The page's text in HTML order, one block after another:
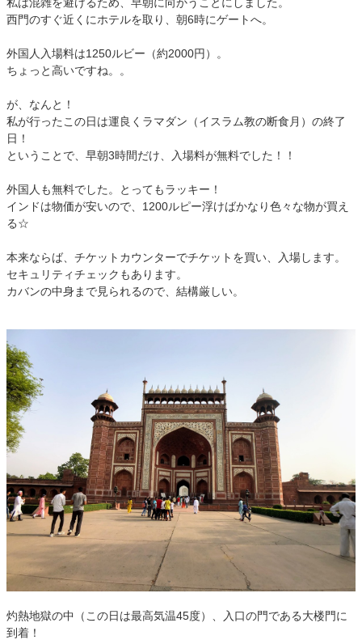
西門のすぐ近くにホテルを取り、朝6時にゲートへ。
外国人入場料は1250ルビー（約2000円）。
ちょっと高いですね。。
が、なんと！
私が行ったこの日は運良くラマダン（イスラム教の断食月）の終了
日！
ということで、早朝3時間だけ、入場料が無料でした！！
外国人も無料でした。とってもラッキー！
インドは物価が安いので、1200ルピー浮けばかなり色々な物が買え
る☆
本来ならば、チケットカウンターでチケットを買い、入場します。
セキュリティチェックもあります。
カバンの中身まで見られるので、結構厳しい。
灼熱地獄の中（この日は最高気温45度）、入口の門である大楼門に
到着！